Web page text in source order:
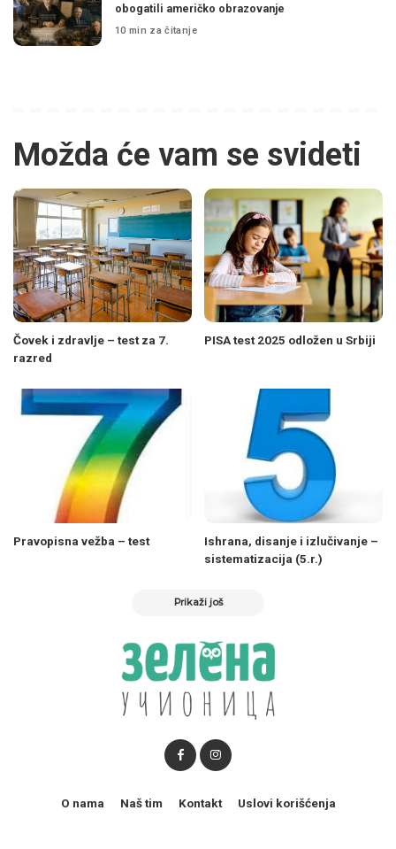
obogatili američko obrazovanje
10 min za čitanje
Možda će vam se svideti
Čovek i zdravlje – test za 7.
razred
PISA test 2025 odložen u Srbiji
Pravopisna vežba – test
Ishrana, disanje i izlučivanje –
sistematizacija (5.r.)
Prikaži još
O nama Naš tim Kontakt Uslovi korišćenja